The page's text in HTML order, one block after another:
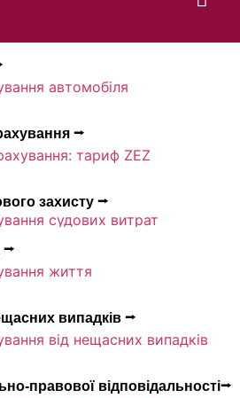
автомобіля
⭢
тариф ZEZ
захисту ⭢
судових витрат
⭢
життя
випадків ⭢
від нещасних випадків
правової відповідальності⭢